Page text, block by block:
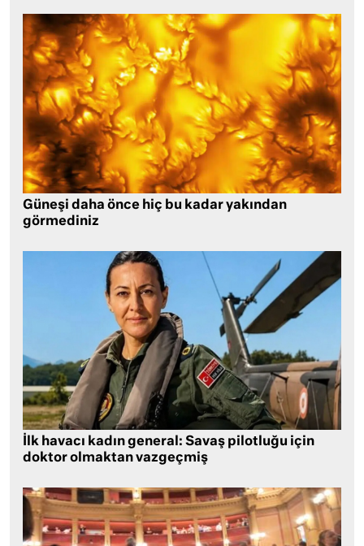
Güneşi daha önce hiç bu kadar yakından
görmediniz
İlk havacı kadın general: Savaş pilotluğu için
doktor olmaktan vazgeçmiş